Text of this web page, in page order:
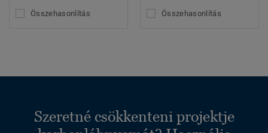
Összehasonlítás Összehasonlítás
Szeretné csökkenteni projektje